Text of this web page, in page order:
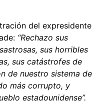
del expresidente
“Rechazo sus
sus horribles
sus catástrofes de
de nuestro sistema de
más corrupto, y
estadounidense”.